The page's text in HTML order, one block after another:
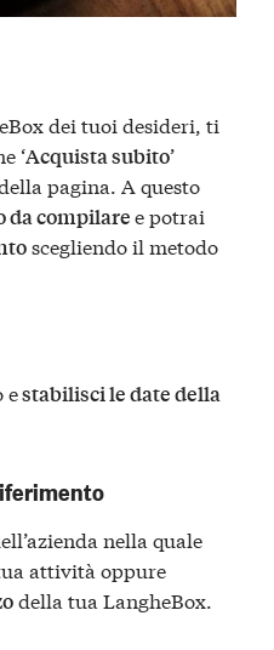
dei tuoi desideri, ti
‘Acquista subito’
pagina. A questo
da compilaree potrai
scegliendo il metodo
estabilisci le date della
nella quale
attività oppure
della tua LangheBox.